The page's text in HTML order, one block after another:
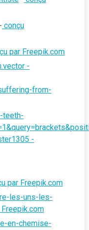
- conçu
par Freepik.com
-
from-
teeth-
-
par Freepik.com
les-uns-les-
en-chemise-